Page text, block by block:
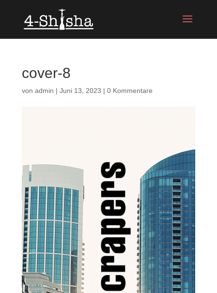
cover-8
von admin | Juni 13, 2023 | 0 Kommentare